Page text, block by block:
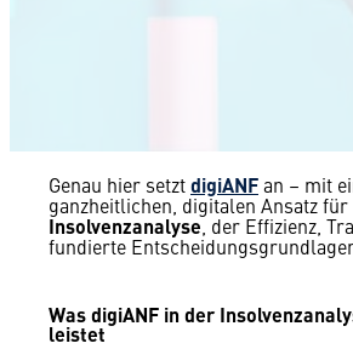
Genau hier setztdigiANFan – mit
ganzheitlichen, digitalen Ansatz für
Insolvenzanalyse, der Effizienz,
fundierte
Was digiANF in der
leistet